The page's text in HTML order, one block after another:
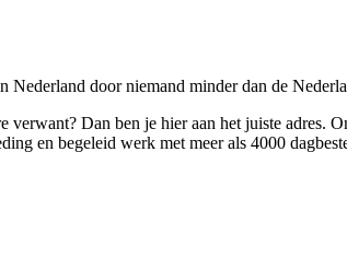
door niemand minder dan de
Dan ben je hier aan het juiste adres.
en begeleid werk met meer als 4000